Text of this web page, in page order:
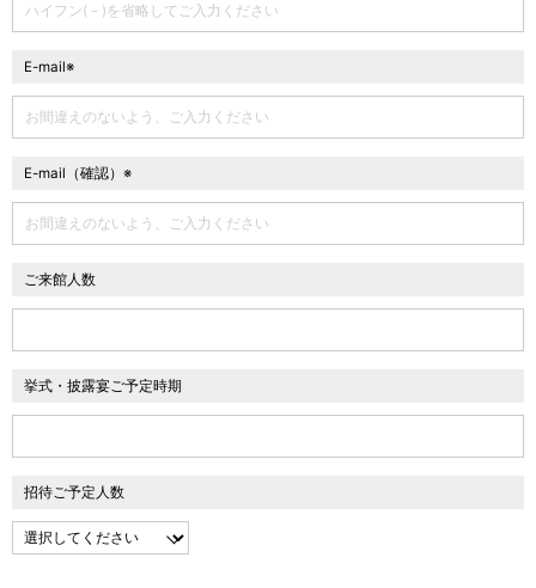
E-mail※
E-mail（確認）※
ご来館人数
挙式・披露宴ご予定時期
招待ご予定人数